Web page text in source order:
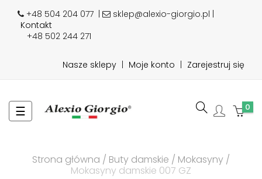
+48 504 204 077
sklep@alexio-giorgio.pl |
Kontakt
+48 502 244 271
Nasze sklepy Moje konto Zarejestruj się
Toggle
navigation
☰ 0
Strona główna Buty damskie
Mokasyny
Mokasyny damskie 007 GZ